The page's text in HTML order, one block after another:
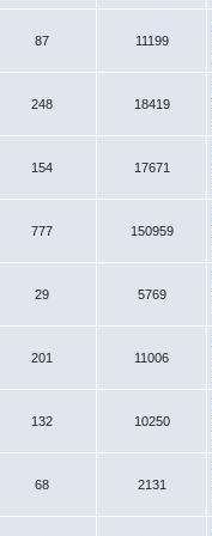
87 11199
248 18419
154 17671
777 150959
29 5769
201 11006
132 10250
68 2131